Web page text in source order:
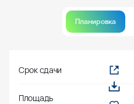
Планировка
Срок сдачи
Площадь